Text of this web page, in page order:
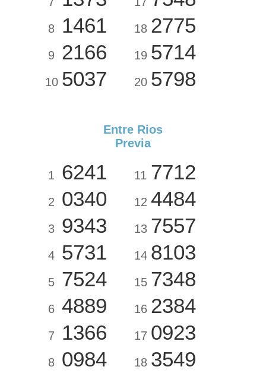
8 1461
9 2166
10 5037
18 2775
19 5714
20 5798
Entre Rios
Previa
1 6241
2 0340
3 9343
4 5731
5 7524
6 4889
7 1366
8 0984
11 7712
12 4484
13 7557
14 8103
15 7348
16 2384
17 0923
18 3549